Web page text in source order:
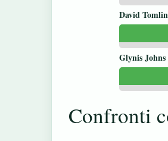
David
Glynis Johns
Confronti